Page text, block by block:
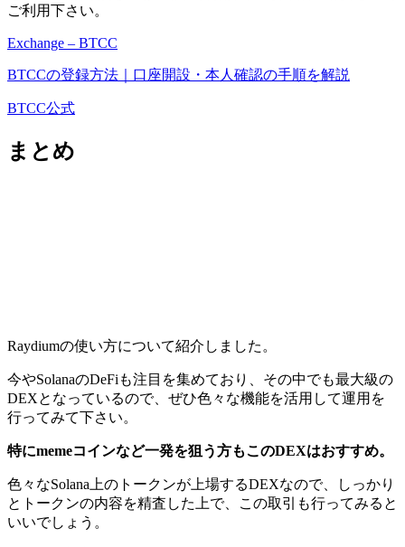
ご利用下さい。
Exchange – BTCC
BTCCの登録方法｜口座開設・本人確認の手順を解説
BTCC公式
まとめ
Raydiumの使い方について紹介しました。
今やSolanaのDeFiも注目を集めており、その中でも最大級の
DEXとなっているので、ぜひ色々な機能を活用して運用を
行ってみて下さい。
特にmemeコインなど一発を狙う方もこのDEXはおすすめ。
色々なSolana上のトークンが上場するDEXなので、しっかり
とトークンの内容を精査した上で、この取引も行ってみると
いいでしょう。